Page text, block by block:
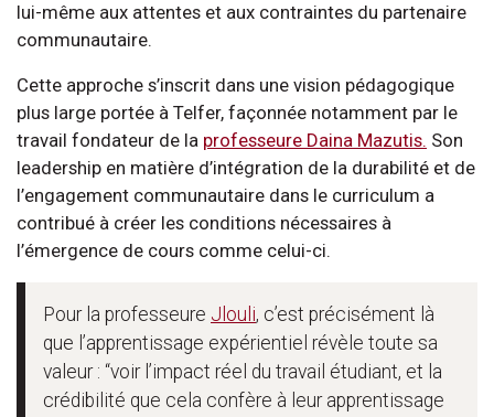
lui-même aux attentes et aux contraintes du partenaire
communautaire.
Cette approche s’inscrit dans une vision pédagogique
plus large portée à Telfer, façonnée notamment par le
travail fondateur de la professeure Daina Mazutis. Son
leadership en matière d’intégration de la durabilité et de
l’engagement communautaire dans le curriculum a
contribué à créer les conditions nécessaires à
l’émergence de cours comme celui-ci.
Pour la professeure Jlouli, c’est précisément là
que l’apprentissage expérientiel révèle toute sa
valeur : “voir l’impact réel du travail étudiant, et la
crédibilité que cela confère à leur apprentissage